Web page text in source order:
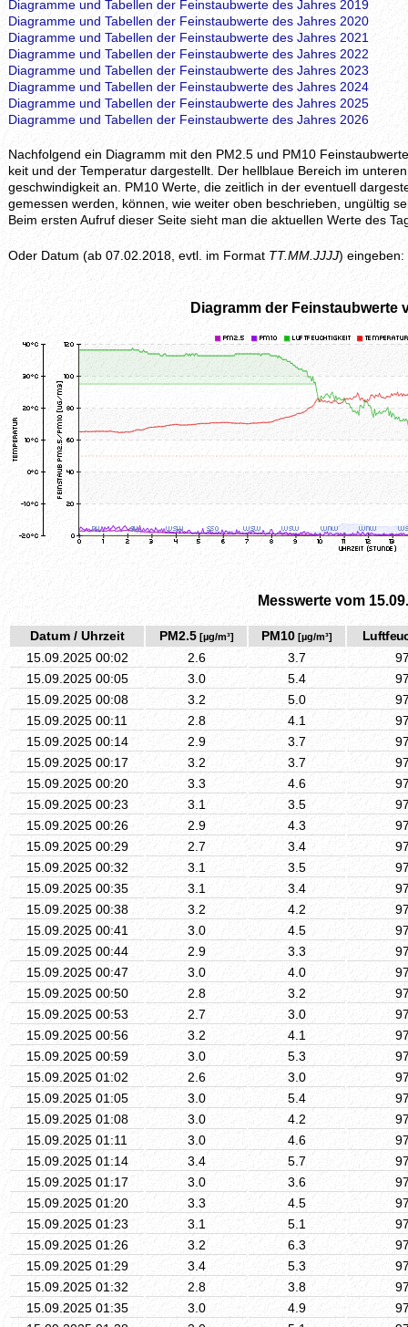
Diagramme und Tabellen der Feinstaubwerte des Jahres 2019
Diagramme und Tabellen der Feinstaubwerte des Jahres 2020
Diagramme und Tabellen der Feinstaubwerte des Jahres 2021
Diagramme und Tabellen der Feinstaubwerte des Jahres 2022
Diagramme und Tabellen der Feinstaubwerte des Jahres 2023
Diagramme und Tabellen der Feinstaubwerte des Jahres 2024
Diagramme und Tabellen der Feinstaubwerte des Jahres 2025
Diagramme und Tabellen der Feinstaubwerte des Jahres 2026
Nachfolgend ein Diagramm mit den PM2.5 und PM10
keit und der Temperatur dargestellt. Der hellblaue Bereich im
geschwindig­keit an. PM10 Werte, die zeitlich in der eventuell
gemessen werden, können, wie weiter oben beschrieben, ungültig
Beim ersten Aufruf dieser Seite sieht man die aktuellen Werte des
Oder Datum (ab 07.02.2018, evtl. im Format TT.MM.JJJJ) eingeben:
Diagramm der Feinstaubwerte
Messwerte vom
Datum / Uhrzeit PM2.5[µg/m³] PM10 [µg/m³]
15.09.2025 00:02
2.6 3.7
15.09.2025 00:05
3.0 5.4
15.09.2025 00:08
3.2 5.0
15.09.2025 00:11
2.8 4.1
15.09.2025 00:14
2.9 3.7
15.09.2025 00:17
3.2 3.7
15.09.2025 00:20
3.3 4.6
15.09.2025 00:23
3.1 3.5
15.09.2025 00:26
2.9 4.3
15.09.2025 00:29
2.7 3.4
15.09.2025 00:32
3.1 3.5
15.09.2025 00:35
3.1 3.4
15.09.2025 00:38
3.2 4.2
15.09.2025 00:41
3.0 4.5
15.09.2025 00:44
2.9 3.3
15.09.2025 00:47
3.0 4.0
15.09.2025 00:50
2.8 3.2
15.09.2025 00:53
2.7 3.0
15.09.2025 00:56
3.2 4.1
15.09.2025 00:59
3.0 5.3
15.09.2025 01:02
2.6 3.0
15.09.2025 01:05
3.0 5.4
15.09.2025 01:08
3.0 4.2
15.09.2025 01:11
3.0 4.6
15.09.2025 01:14
3.4 5.7
15.09.2025 01:17
3.0 3.6
15.09.2025 01:20
3.3 4.5
15.09.2025 01:23
3.1 5.1
15.09.2025 01:26
3.2 6.3
15.09.2025 01:29
3.4 5.3
15.09.2025 01:32
2.8 3.8
15.09.2025 01:35
3.0 4.9